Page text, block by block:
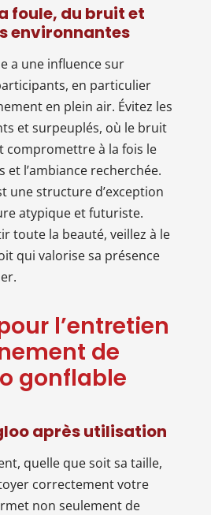
foule, du bruit et
environnantes
a une influence sur
en particulier
en plein air. Évitez les
et surpeuplés, où le bruit
compromettre à la fois le
l’ambiance recherchée.
une structure d’exception
atypique et futuriste.
toute la beauté, veillez à le
qui valorise sa présence
l’entretien
de
gonflable
après utilisation
quelle que soit sa taille,
correctement votre
non seulement de